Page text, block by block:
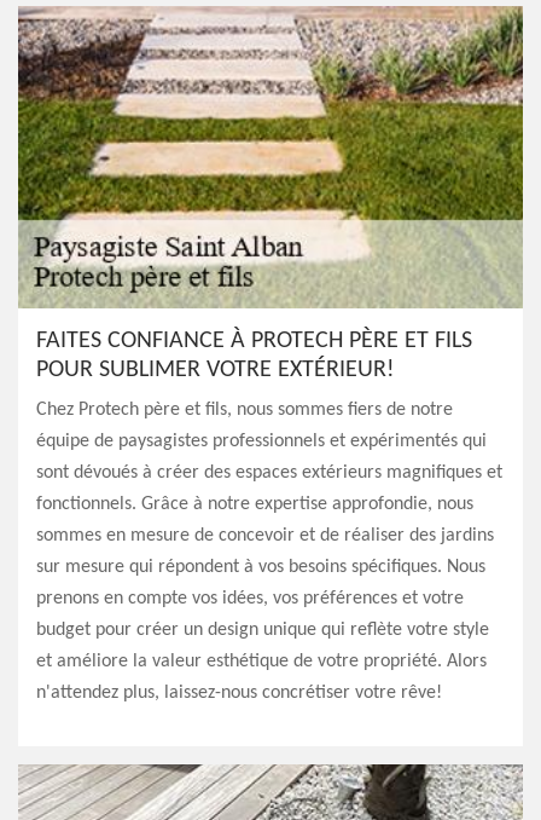
FAITES CONFIANCE À PROTECH PÈRE ET FILS
POUR SUBLIMER VOTRE EXTÉRIEUR!
Chez Protech père et fils, nous sommes fiers de notre
équipe de paysagistes professionnels et expérimentés qui
sont dévoués à créer des espaces extérieurs magnifiques et
fonctionnels. Grâce à notre expertise approfondie, nous
sommes en mesure de concevoir et de réaliser des jardins
sur mesure qui répondent à vos besoins spécifiques. Nous
prenons en compte vos idées, vos préférences et votre
budget pour créer un design unique qui reflète votre style
et améliore la valeur esthétique de votre propriété. Alors
n'attendez plus, laissez-nous concrétiser votre rêve!